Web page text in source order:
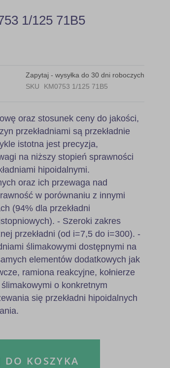
1/125 71B5
Zapytaj - wysyłka do 30 dni roboczych
SKU
KM0753 1/125 71B5
oraz stosunek ceny do jakości,
przekładniami są przekładnie
istotna jest precyzja,
na niższy stopień sprawności
hipoidalnymi.
oraz ich przewaga nad
w porównaniu z innymi
(94% dla przekładni
- Szeroki zakres
przekładni (od i=7,5 do i=300). -
ślimakowymi dostępnymi na
elementów dodatkowych jak
ramiona reakcyjne, kołnierze
o konkretnym
się przekładni hipoidalnych
DO KOSZYKA